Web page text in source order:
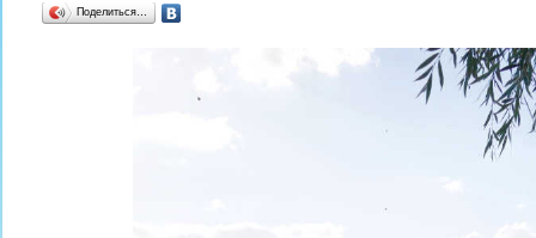
Поделиться…